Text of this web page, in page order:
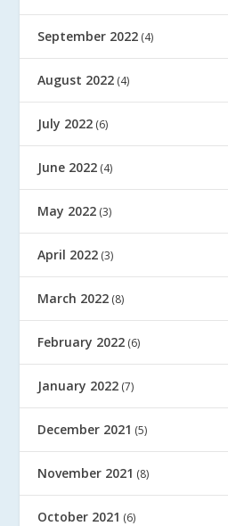
September 2022 (4)
August 2022 (4)
July 2022 (6)
June 2022 (4)
May 2022 (3)
April 2022 (3)
March 2022 (8)
February 2022 (6)
January 2022 (7)
December 2021 (5)
November 2021 (8)
October 2021 (6)